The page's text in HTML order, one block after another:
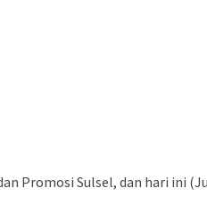
Promosi Sulsel, dan hari ini